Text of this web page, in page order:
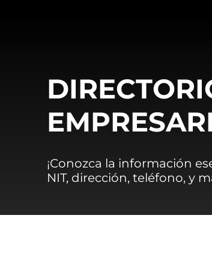
¡Conozca la información
NIT, dirección, teléfono, y